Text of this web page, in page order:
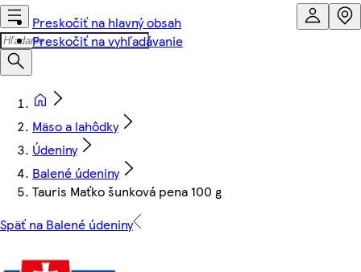
Preskočiť na hlavný obsah
Preskočiť na vyhľadávanie
Mäso a lahôdky
Údeniny
Balené údeniny
Tauris Maťko šunková pena 100 g
Späť na Balené údeniny